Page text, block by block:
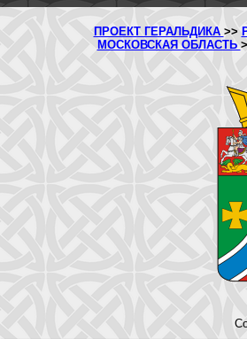
ПРОЕКТ ГЕРАЛЬДИКА >>
МОСКОВСКАЯ ОБЛАСТЬ